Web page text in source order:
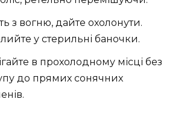
з вогню, дайте охолонути.
у стерильні баночки.
в прохолодному місці без
до прямих сонячних